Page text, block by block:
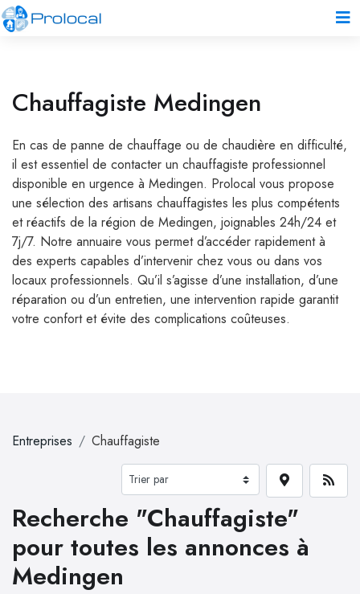
Chauffagiste Medingen
En cas de panne de chauffage ou de chaudière en difficulté,
il est essentiel de contacter un chauffagiste professionnel
disponible en urgence à Medingen. Prolocal vous propose
une sélection des artisans chauffagistes les plus compétents
et réactifs de la région de Medingen, joignables 24h/24 et
7j/7. Notre annuaire vous permet d’accéder rapidement à
des experts capables d’intervenir chez vous ou dans vos
locaux professionnels. Qu’il s’agisse d’une installation, d’une
réparation ou d’un entretien, une intervention rapide garantit
votre confort et évite des complications coûteuses.
Entreprises Chauffagiste
Recherche "Chauffagiste"
pour toutes les annonces à
Medingen